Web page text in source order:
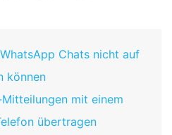
Chats nicht auf
können
mit einem
übertragen